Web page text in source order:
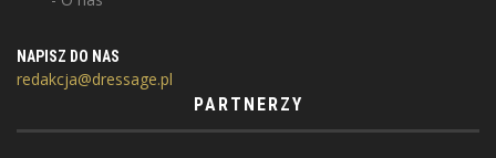
NAPISZ DO NAS
redakcja@dressage.pl
PARTNERZY